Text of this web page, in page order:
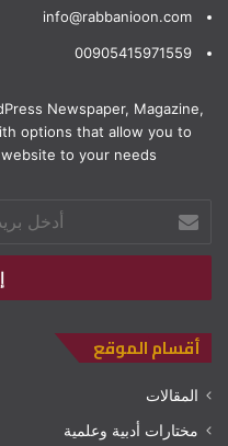
info@rabbanioon.com
00905415971559
Newspaper, Magazine,
options that allow you to
to your needs.
بريدك
الإلكتروني
أقسام الموقع
المقالات
مختارات أدبية وعلمية